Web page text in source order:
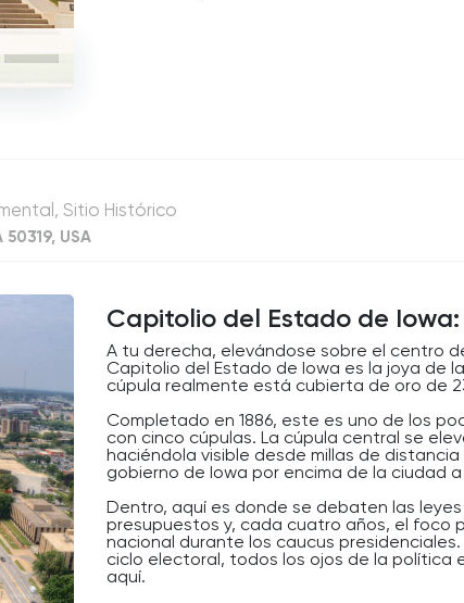
Up/Down
Sitio Histórico
USA
Capitolio del Estado de
A tu derecha, elevándose sobre el centro
Capitolio del Estado de Iowa es la joya de
cúpula realmente está cubierta de oro de
Completado en 1886, este es uno de los
con cinco cúpulas. La cúpula central se
haciéndola visible desde millas de
gobierno de Iowa por encima de la ciudad a
Dentro, aquí es donde se debaten las
presupuestos y, cada cuatro años, el foco
nacional durante los caucus
ciclo electoral, todos los ojos de la política
aquí.